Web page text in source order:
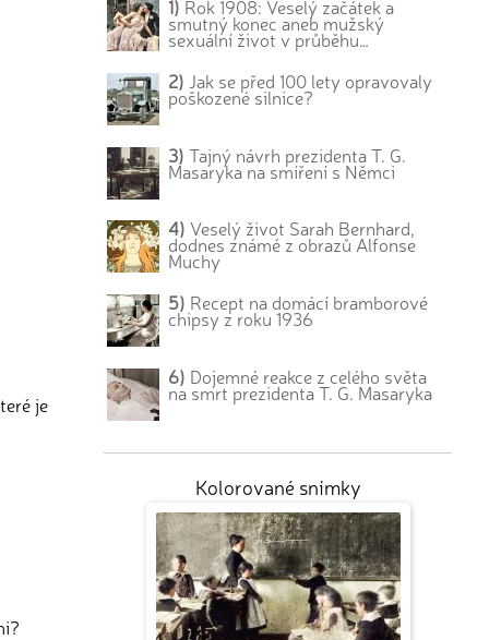
je
1) Rok 1908: Veselý začátek a
smutný konec aneb mužský
sexuální život v průběhu…
2) Jak se před 100 lety opravovaly
poškozené silnice?
3) Tajný návrh prezidenta T. G.
Masaryka na smíření s Němci
4) Veselý život Sarah Bernhard,
dodnes známé z obrazů Alfonse
Muchy
5) Recept na domácí bramborové
chipsy z roku 1936
6) Dojemné reakce z celého světa
na smrt prezidenta T. G. Masaryka
Kolorované snímky